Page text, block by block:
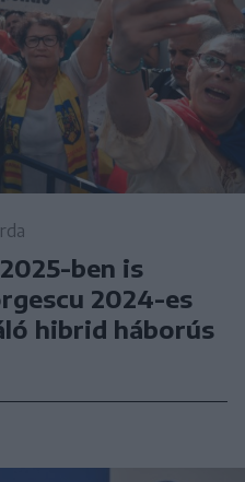
ben is
2024-es
hibrid háborús